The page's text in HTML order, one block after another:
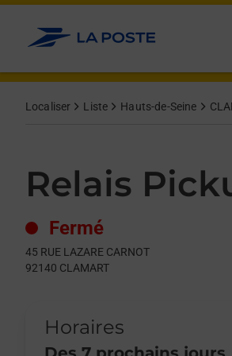
Allez au contenu
Localiser Liste Hauts-de-Seine
Relais
Fermé
45 RUE LAZARE CARNOT
92140 CLAMART
Horaires
Day of the WeekHours
Get directions to Relais Pickup at 45 RUE
lien s'ouvre dans un nouvel onglet